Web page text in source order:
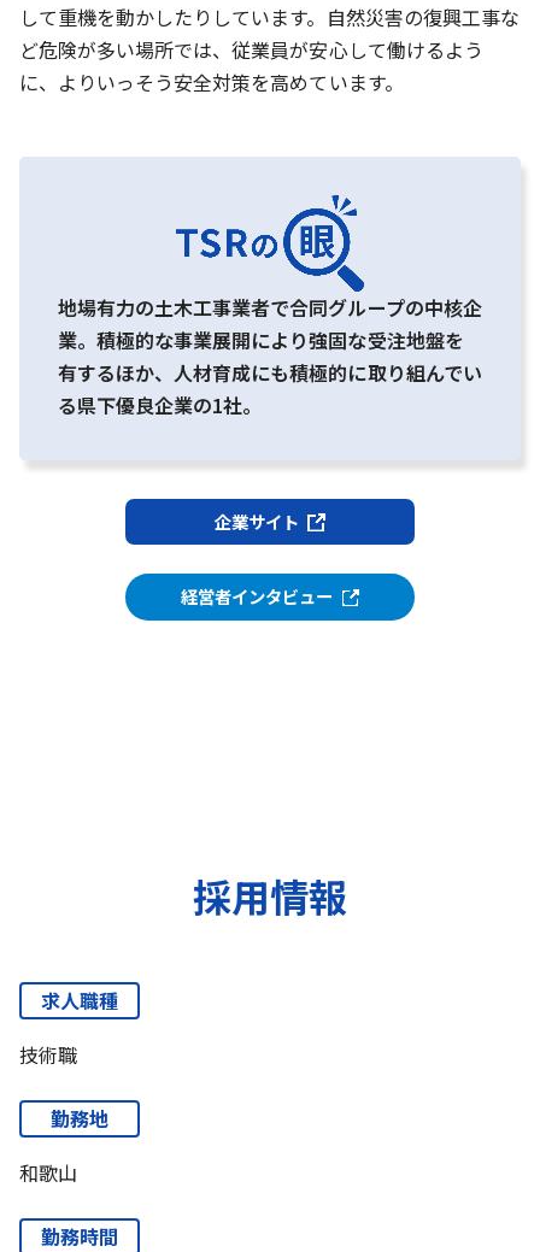
して重機を動かしたりしています。自然災害の復興工事な
ど危険が多い場所では、従業員が安心して働けるよう
に、よりいっそう安全対策を高めています。
地場有力の土木工事業者で合同グループの中核企
業。積極的な事業展開により強固な受注地盤を
有するほか、人材育成にも積極的に取り組んでい
る県下優良企業の1社。
企業サイト
経営者インタビュー
採用情報
求人職種
技術職
勤務地
和歌山
勤務時間